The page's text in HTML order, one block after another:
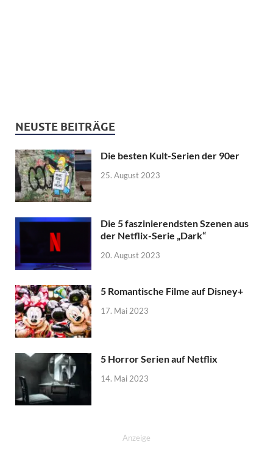
NEUSTE BEITRÄGE
Die besten Kult-Serien der 90er
25. August 2023
Die 5 faszinierendsten Szenen aus
der Netflix-Serie „Dark“
20. August 2023
5 Romantische Filme auf Disney+
17. Mai 2023
5 Horror Serien auf Netflix
14. Mai 2023
Anzeige